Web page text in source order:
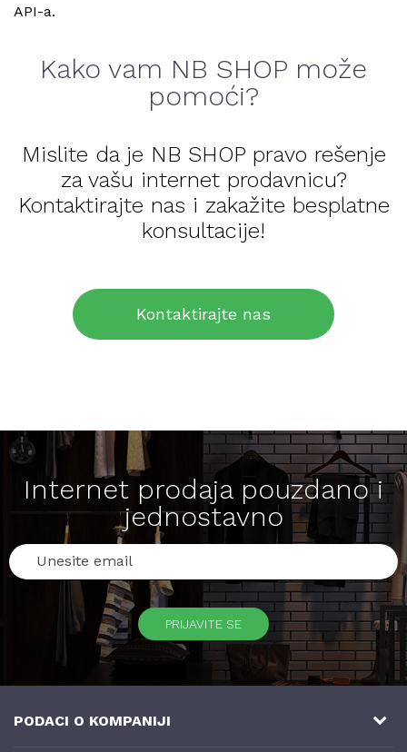
API-a.
Kako vam NB SHOP može
pomoći?
Mislite da je NB SHOP pravo rešenje
za vašu internet prodavnicu?
Kontaktirajte nas i zakažite besplatne
konsultacije!
Kontaktirajte nas
Internet prodaja pouzdano i
jednostavno
PRIJAVITE SE
PODACI O KOMPANIJI